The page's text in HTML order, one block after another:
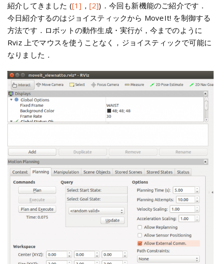
紹介してきました ([1] ， [2])．今回も新機能のご紹介です．
今日紹介するのはジョイスティックから MoveIt! を制御する
方法です．ロボットの動作生成・実行が，今までのように
Rviz 上でマウスを使うことなく，ジョイスティックで可能に
なりました．